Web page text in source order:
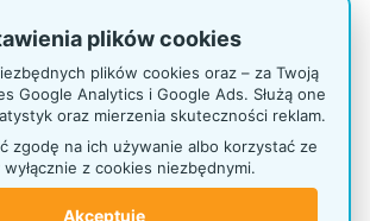
miejsce na podłodze,
strefę informacyjną,
się w wąskich przejściach i
plików cookies
plików cookies oraz – za Twoją
Google Analytics i Google Ads. Służą one
oraz mierzenia skuteczności reklam.
zgodę na ich używanie albo korzystać ze
z cookies niezbędnymi.
Akceptuję